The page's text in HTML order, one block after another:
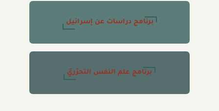
برنامج دراسات عن إسرائيل
برنامج علم النفس التحرّريّ